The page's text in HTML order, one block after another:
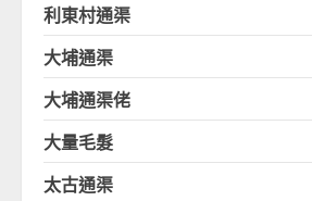
利東村通渠
大埔通渠
大埔通渠佬
大量毛髮
太古通渠